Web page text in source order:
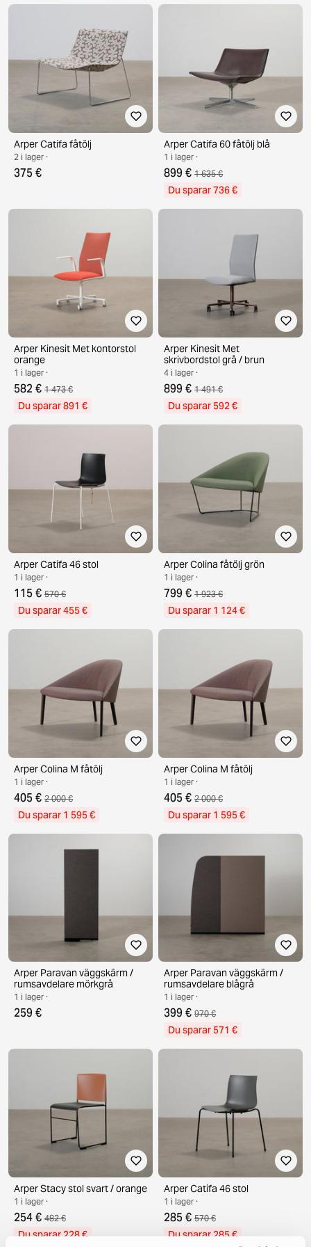
Arper Catifa fåtölj
2 i lager ·
375 €
Arper Catifa 60 fåtölj blå
1 i lager ·
899 € 1 635 €
Du sparar 736 €
Arper Kinesit Met kontorstol
orange
1 i lager ·
582 € 1 473 €
Du sparar 891 €
Arper Kinesit Met
skrivbordstol grå / brun
4 i lager ·
899 € 1 491 €
Du sparar 592 €
Arper Catifa 46 stol
1 i lager ·
115 € 570 €
Du sparar 455 €
Arper Colina fåtölj grön
1 i lager ·
799 € 1 923 €
Du sparar 1 124 €
Arper Colina M fåtölj
1 i lager ·
405 € 2 000 €
Du sparar 1 595 €
Arper Colina M fåtölj
1 i lager ·
405 € 2 000 €
Du sparar 1 595 €
Arper Paravan väggskärm /
rumsavdelare mörkgrå
1 i lager ·
259 €
Arper Paravan väggskärm /
rumsavdelare blågrå
1 i lager ·
399 € 970 €
Du sparar 571 €
Arper Stacy stol svart / orange
1 i lager ·
254 € 482 €
Du sparar 228 €
Arper Catifa 46 stol
1 i lager ·
285 € 570 €
Du sparar 285 €